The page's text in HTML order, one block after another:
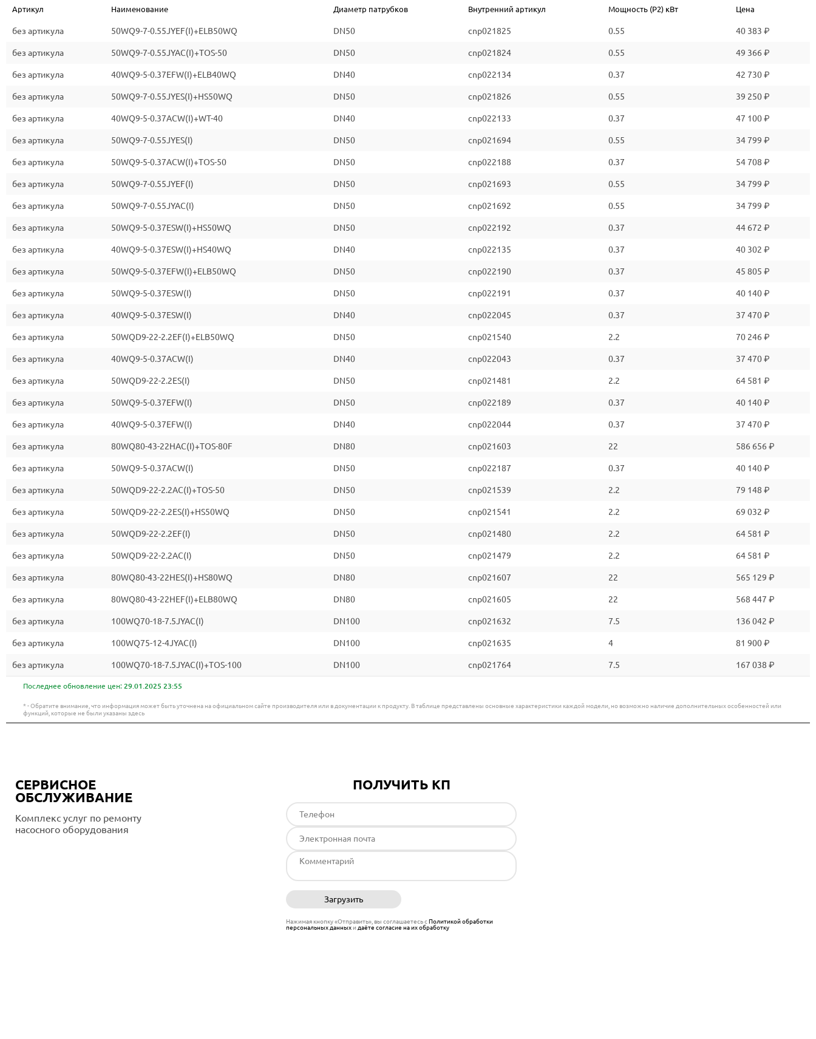
Артикул Наименование Диаметр патрубков Внутренний артикул Мощность (P2) кВт Цена
без артикула 50WQ9-7-0.55JYEF(I)+ELB50WQ DN50 cnp021825 0.55 40 383 ₽
без артикула 50WQ9-7-0.55JYAC(I)+TOS-50 DN50 cnp021824 0.55 49 366 ₽
без артикула 40WQ9-5-0.37EFW(I)+ELB40WQ DN40 cnp022134 0.37 42 730 ₽
без артикула 50WQ9-7-0.55JYES(I)+HS50WQ DN50 cnp021826 0.55 39 250 ₽
без артикула 40WQ9-5-0.37ACW(I)+WT-40 DN40 cnp022133 0.37 47 100 ₽
без артикула 50WQ9-7-0.55JYES(I) DN50 cnp021694 0.55 34 799 ₽
без артикула 50WQ9-5-0.37ACW(I)+TOS-50 DN50 cnp022188 0.37 54 708 ₽
без артикула 50WQ9-7-0.55JYEF(I) DN50 cnp021693 0.55 34 799 ₽
без артикула 50WQ9-7-0.55JYAC(I) DN50 cnp021692 0.55 34 799 ₽
без артикула 50WQ9-5-0.37ESW(I)+HS50WQ DN50 cnp022192 0.37 44 672 ₽
без артикула 40WQ9-5-0.37ESW(I)+HS40WQ DN40 cnp022135 0.37 40 302 ₽
без артикула 50WQ9-5-0.37EFW(I)+ELB50WQ DN50 cnp022190 0.37 45 805 ₽
без артикула 50WQ9-5-0.37ESW(I) DN50 cnp022191 0.37 40 140 ₽
без артикула 40WQ9-5-0.37ESW(I) DN40 cnp022045 0.37 37 470 ₽
без артикула 50WQD9-22-2.2EF(I)+ELB50WQ DN50 cnp021540 2.2 70 246 ₽
без артикула 40WQ9-5-0.37ACW(I) DN40 cnp022043 0.37 37 470 ₽
без артикула 50WQD9-22-2.2ES(I) DN50 cnp021481 2.2 64 581 ₽
без артикула 50WQ9-5-0.37EFW(I) DN50 cnp022189 0.37 40 140 ₽
без артикула 40WQ9-5-0.37EFW(I) DN40 cnp022044 0.37 37 470 ₽
без артикула 80WQ80-43-22HAC(I)+TOS-80F DN80 cnp021603 22 586 656 ₽
без артикула 50WQ9-5-0.37ACW(I) DN50 cnp022187 0.37 40 140 ₽
без артикула 50WQD9-22-2.2AC(I)+TOS-50 DN50 cnp021539 2.2 79 148 ₽
без артикула 50WQD9-22-2.2ES(I)+HS50WQ DN50 cnp021541 2.2 69 032 ₽
без артикула 50WQD9-22-2.2EF(I) DN50 cnp021480 2.2 64 581 ₽
без артикула 50WQD9-22-2.2AC(I) DN50 cnp021479 2.2 64 581 ₽
без артикула 80WQ80-43-22HES(I)+HS80WQ DN80 cnp021607 22 565 129 ₽
без артикула 80WQ80-43-22HEF(I)+ELB80WQ DN80 cnp021605 22 568 447 ₽
без артикула 100WQ70-18-7.5JYAC(I) DN100 cnp021632 7.5 136 042 ₽
без артикула 100WQ75-12-4JYAC(I) DN100 cnp021635 4 81 900 ₽
без артикула 100WQ70-18-7.5JYAC(I)+TOS-100 DN100 cnp021764 7.5 167 038 ₽
Последнее обновление цен: 29.01.2025 23:55
* - Обратите внимание, что информация может быть уточнена на официальном сайте производителя или в документации к продукту. В таблице представлены основные характеристики каждой модели, но возможно наличие дополнительных особенностей или
функций, которые не были указаны здесь
СЕРВИСНОЕ
ОБСЛУЖИВАНИЕ
Комплекс услуг по ремонту
насосного оборудования
ПОЛУЧИТЬ КП
Загрузить
Нажимая кнопку «Отправить», вы соглашаетесь сПолитикой обработки
персональных данныхи даёте согласие на их обработку